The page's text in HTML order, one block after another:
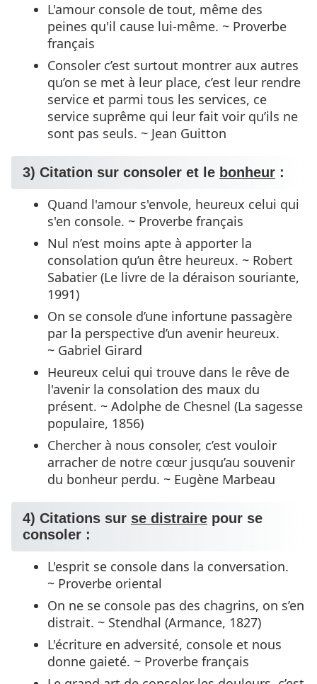
L'amour console de tout, même des
peines qu'il cause lui-même. ~ Proverbe
français
Consoler c’est surtout montrer aux autres
qu’on se met à leur place, c’est leur rendre
service et parmi tous les services, ce
service suprême qui leur fait voir qu’ils ne
sont pas seuls. ~ Jean Guitton
3) Citation sur consoler et le bonheur :
Quand l'amour s'envole, heureux celui qui
s'en console. ~ Proverbe français
Nul n’est moins apte à apporter la
consolation qu’un être heureux. ~ Robert
Sabatier (Le livre de la déraison souriante,
1991)
On se console d’une infortune passagère
par la perspective d’un avenir heureux.
~ Gabriel Girard
Heureux celui qui trouve dans le rêve de
l'avenir la consolation des maux du
présent. ~ Adolphe de Chesnel (La sagesse
populaire, 1856)
Chercher à nous consoler, c’est vouloir
arracher de notre cœur jusqu’au souvenir
du bonheur perdu. ~ Eugène Marbeau
4) Citations sur se distraire pour se
consoler :
L'esprit se console dans la conversation.
~ Proverbe oriental
On ne se console pas des chagrins, on s’en
distrait. ~ Stendhal (Armance, 1827)
L'écriture en adversité, console et nous
donne gaieté. ~ Proverbe français